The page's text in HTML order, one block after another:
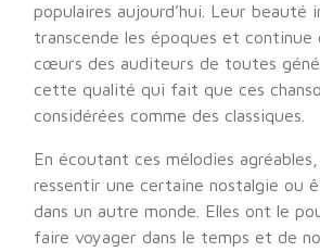
populaires aujourd’hui. Leur beauté
transcende les époques et continue
cœurs des auditeurs de toutes
cette qualité qui fait que ces
considérées comme des classiques.
En écoutant ces mélodies
ressentir une certaine nostalgie ou
dans un autre monde. Elles ont le
faire voyager dans le temps et de